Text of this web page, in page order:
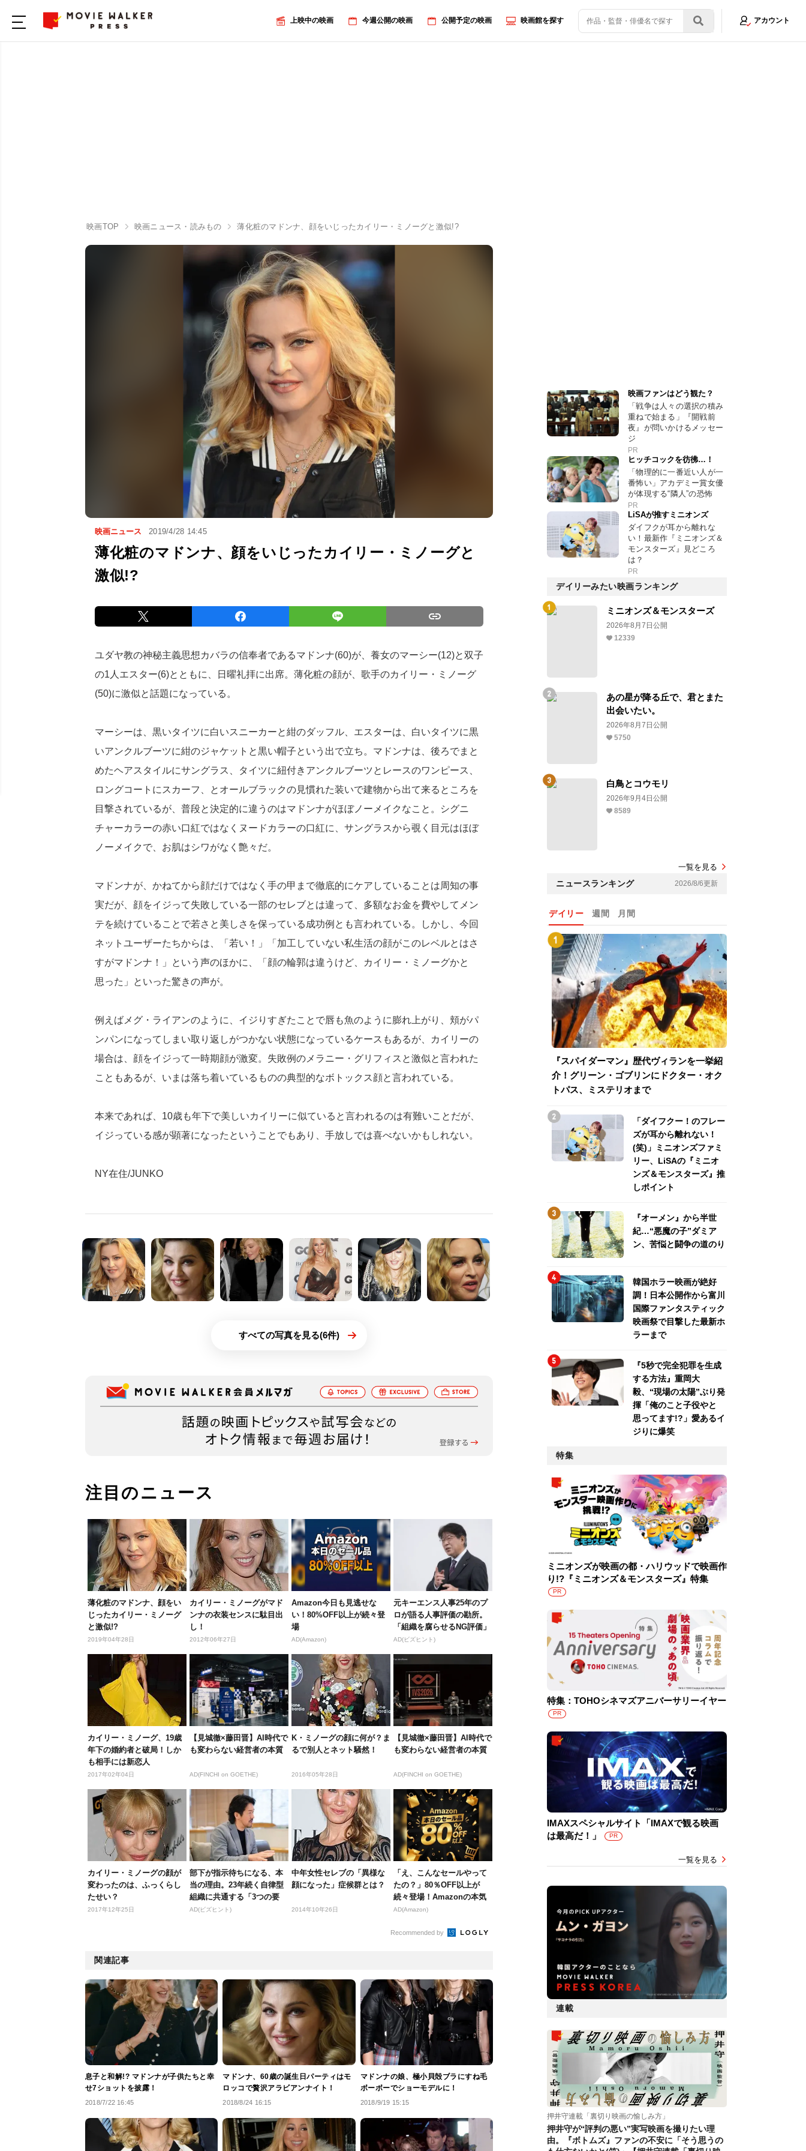
上映中の映画 今週公開の映画 公開予定の映画 映画館を探す アカウント
映画TOP 映画ニュース・読みもの 薄化粧のマドンナ、顔をいじったカイリー・ミノーグと激似!?
映画ニュース 2019/4/28 14:45
薄化粧のマドンナ、顔をいじったカイリー・ミノーグと
激似!?
ユダヤ教の神秘主義思想カバラの信奉者であるマドンナ(60)が、養女のマーシー(12)と双子
の1人エスター(6)とともに、日曜礼拝に出席。薄化粧の顔が、歌手のカイリー・ミノーグ
(50)に激似と話題になっている。
マーシーは、黒いタイツに白いスニーカーと紺のダッフル、エスターは、白いタイツに黒
いアンクルブーツに紺のジャケットと黒い帽子という出で立ち。マドンナは、後ろでまと
めたヘアスタイルにサングラス、タイツに紐付きアンクルブーツとレースのワンピース、
ロングコートにスカーフ、とオールブラックの見慣れた装いで建物から出て来るところを
目撃されているが、普段と決定的に違うのはマドンナがほぼノーメイクなこと。シグニ
チャーカラーの赤い口紅ではなくヌードカラーの口紅に、サングラスから覗く目元はほぼ
ノーメイクで、お肌はシワがなく艶々だ。
マドンナが、かねてから顔だけではなく手の甲まで徹底的にケアしていることは周知の事
実だが、顔をイジって失敗している一部のセレブとは違って、多額なお金を費やしてメン
テを続けていることで若さと美しさを保っている成功例とも言われている。しかし、今回
ネットユーザーたちからは、「若い！」「加工していない私生活の顔がこのレベルとはさ
すがマドンナ！」という声のほかに、「顔の輪郭は違うけど、カイリー・ミノーグかと
思った」といった驚きの声が。
例えばメグ・ライアンのように、イジりすぎたことで唇も魚のように膨れ上がり、頬がパ
ンパンになってしまい取り返しがつかない状態になっているケースもあるが、カイリーの
場合は、顔をイジって一時期顔が激変。失敗例のメラニー・グリフィスと激似と言われた
こともあるが、いまは落ち着いているものの典型的なボトックス顔と言われている。
本来であれば、10歳も年下で美しいカイリーに似ていると言われるのは有難いことだが、
イジっている感が顕著になったということでもあり、手放しでは喜べないかもしれない。
NY在住/JUNKO
すべての写真を見る(6件)
注目のニュース
薄化粧のマドンナ、顔をい
じったカイリー・ミノーグ
と激似!?
2019年04年28日
カイリー・ミノーグがマド
ンナの衣装センスに駄目出
し！
2012年06年27日
Amazon今日も見逃せな
い！80%OFF以上が続々登
場
AD(Amazon)
元キーエンス人事25年のプ
ロが語る人事評価の勘所。
「組織を腐らせるNG評価」
とは...
AD(ビズヒント)
カイリー・ミノーグ、19歳
年下の婚約者と破局！しか
も相手には新恋人
2017年02年04日
【見城徹×藤田晋】AI時代で
も変わらない経営者の本質
AD(FINCHI on GOETHE)
K・ミノーグの顔に何が？ま
るで別人とネット騒然！
2016年05年28日
【見城徹×藤田晋】AI時代で
も変わらない経営者の本質
AD(FINCHI on GOETHE)
カイリー・ミノーグの顔が
変わったのは、ふっくらし
たせい？
2017年12年25日
部下が指示待ちになる、本
当の理由。23年続く自律型
組織に共通する「3つの要
素」
AD(ビズヒント)
中年女性セレブの「異様な
顔になった」症候群とは？
2014年10年26日
「え、こんなセールやって
たの？」80％OFF以上が
続々登場！Amazonの本気
が...
AD(Amazon)
Recommended by
関連記事
息子と和解!? マドンナが子供たちと幸
せ7ショットを披露！
2018/7/22 16:45
マドンナ、60歳の誕生日パーティはモ
ロッコで贅沢アラビアンナイト！
2018/8/24 16:15
マドンナの娘、極小貝殻ブラにすね毛
ボーボーでショーモデルに！
2018/9/19 15:15
映画ファンはどう観た？
「戦争は人々の選択の積み
重ねで始まる」『開戦前
夜』が問いかけるメッセー
ジ
PR
ヒッチコックを彷彿…！
「物理的に一番近い人が一
番怖い」アカデミー賞女優
が体現する“隣人”の恐怖
PR
LiSAが推すミニオンズ
ダイフクが耳から離れな
い！最新作『ミニオンズ＆
モンスターズ』見どころ
は？
PR
デイリーみたい映画ランキング
ミニオンズ＆モンスターズ
2026年8月7日公開
12339
あの星が降る丘で、君とまた
出会いたい。
2026年8月7日公開
5750
白鳥とコウモリ
2026年9月4日公開
8589
一覧を見る
ニュースランキング 2026/8/6更新
デイリー 週間 月間
『スパイダーマン』歴代ヴィランを一挙紹
介！グリーン・ゴブリンにドクター・オク
トパス、ミステリオまで
「ダイフクー！のフレー
ズが耳から離れない！
(笑)」ミニオンズファミ
リー、LiSAの『ミニオ
ンズ＆モンスターズ』推
しポイント
『オーメン』から半世
紀…“悪魔の子”ダミア
ン、苦悩と闘争の道のり
韓国ホラー映画が絶好
調！日本公開作から富川
国際ファンタスティック
映画祭で目撃した最新ホ
ラーまで
『5秒で完全犯罪を生成
する方法』重岡大
毅、“現場の太陽”ぶり発
揮「俺のこと子役やと
思ってます!?」愛あるイ
ジりに爆笑
特集
ミニオンズが映画の都・ハリウッドで映画作
り!?『ミニオンズ＆モンスターズ』特集
PR
特集：TOHOシネマズアニバーサリーイヤー
PR
IMAXスペシャルサイト「IMAXで観る映画
は最高だ！」
PR
一覧を見る
連載
押井守連載「裏切り映画の愉しみ方」
押井守が“評判の悪い”実写映画を撮りたい理
由。『ボトムズ』ファンの不安に「そう思うの